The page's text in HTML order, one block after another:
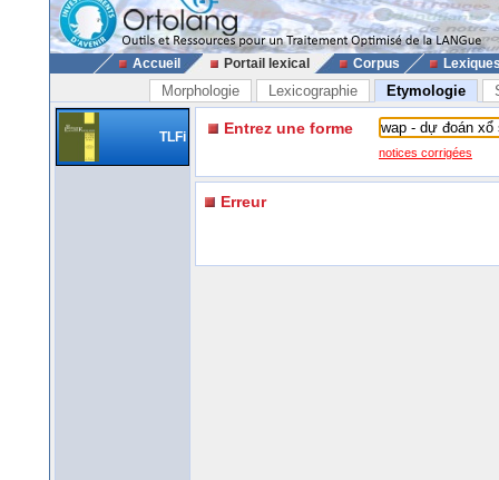
Accueil Portail lexical Corpus
Morphologie Lexicographie Etymologie
TLFi Entrez une forme
notices corrigées
Erreur